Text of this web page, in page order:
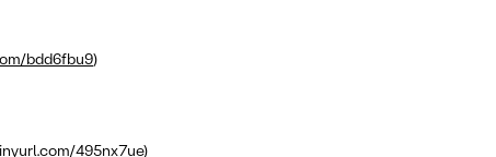
bdd6fbu9)
495nx7ue)